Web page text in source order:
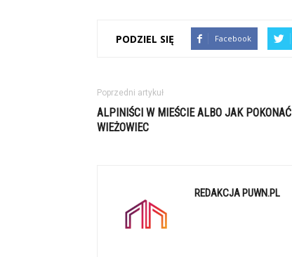
PODZIEL SIĘ Facebook
Poprzedni artykuł
ALPINIŚCI W MIEŚCIE ALBO JAK POKONAĆ
WIEŻOWIEC
REDAKCJA PUWN.PL